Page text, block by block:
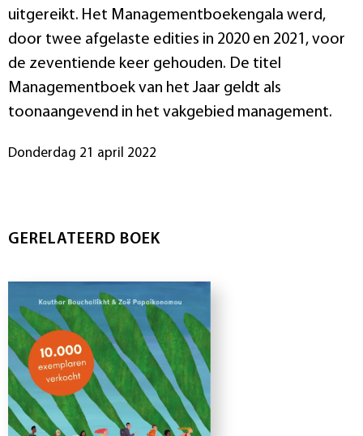
uitgereikt. Het Managementboekengala werd,
door twee afgelaste edities in 2020 en 2021, voor
de zeventiende keer gehouden. De titel
Managementboek van het Jaar geldt als
toonaangevend in het vakgebied management.
donderdag 21 april 2022
GERELATEERD BOEK